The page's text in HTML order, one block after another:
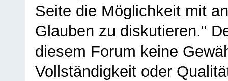
Seite die Möglichkeit mit
Glauben zu diskutieren."
diesem Forum keine
Vollständigkeit oder